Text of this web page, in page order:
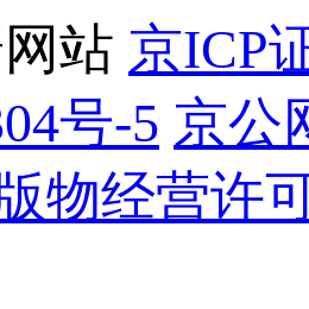
站 京ICP
号-5 京公
物经营许